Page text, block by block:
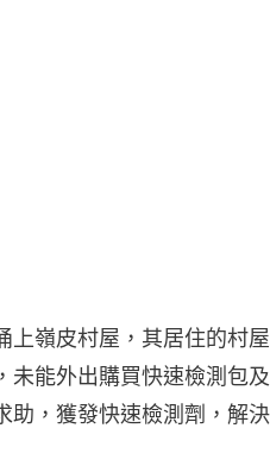
乏擔任保安、清潔、餐飲、
、購買昂貴的防疫物資，